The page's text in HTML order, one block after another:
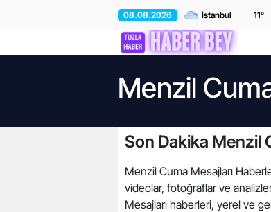
08.08.2026 11°
Menzil
Son Dakika Menzil
Menzil Cuma Mesajları
videolar, fotoğraflar ve
Mesajları haberleri, yerel ve